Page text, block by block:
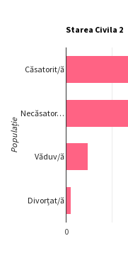
Starea Civila 2
0
Căsatorit/ă
Necăsator…
Văduv/ă
Divorțat/ă
Populație